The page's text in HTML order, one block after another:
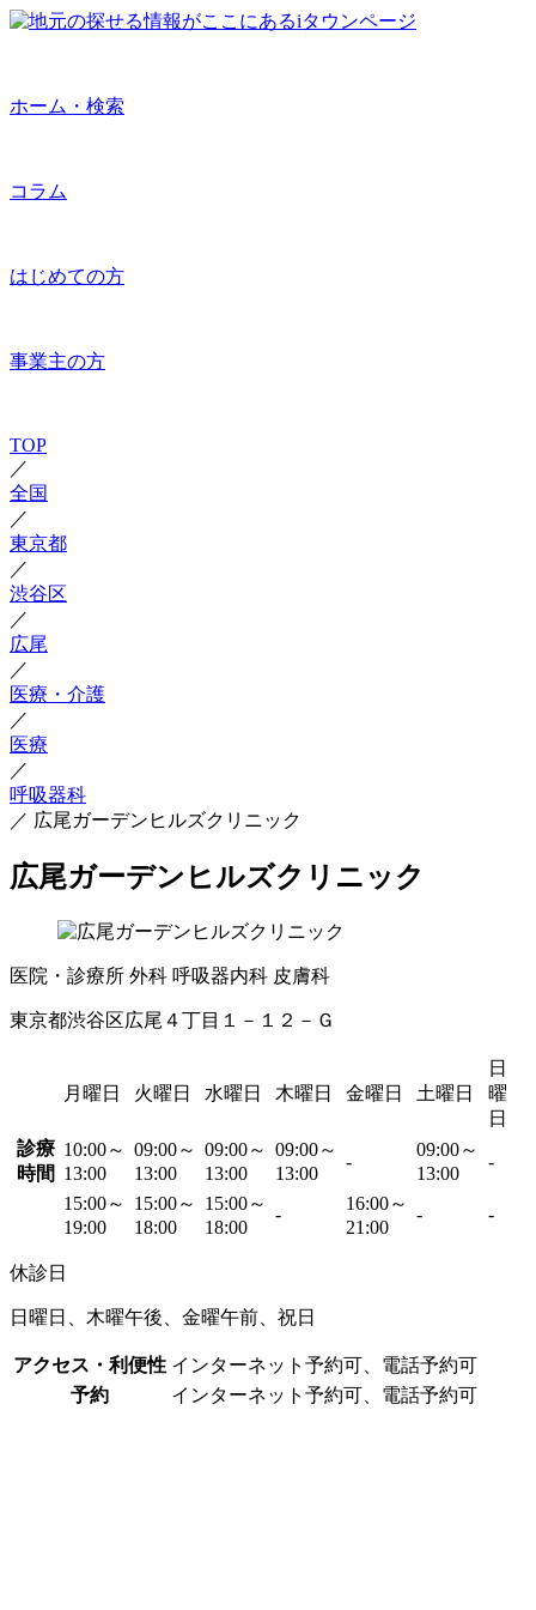
ホーム・検索
コラム
はじめての方
事業主の方
TOP
／
全国
／
東京都
／
渋谷区
／
広尾
／
医療・介護
／
医療
／
呼吸器科
／ 広尾ガーデンヒルズクリニック
広尾ガーデンヒルズクリニック
医院・診療所 外科 呼吸器内科 皮膚科
東京都渋谷区広尾４丁目１－１２－Ｇ
月曜日 火曜日 水曜日 木曜日 金曜日 土曜日
日
曜
日
診療
時間
10:00～
13:00
09:00～
13:00
09:00～
13:00
09:00～
13:00
-
09:00～
13:00
-
15:00～
19:00
15:00～
18:00
15:00～
18:00
-
16:00～
21:00
- -
休診日
日曜日、木曜午後、金曜午前、祝日
アクセス・利便性 インターネット予約可、電話予約可
予約
インターネット予約可、電話予約可